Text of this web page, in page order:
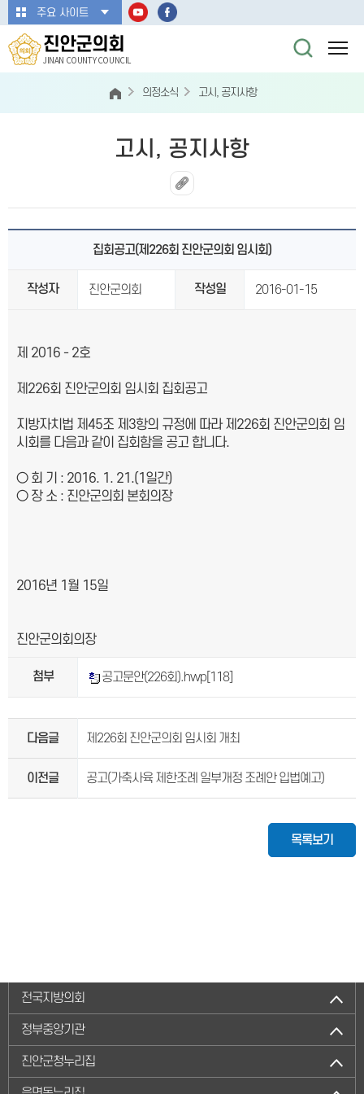
본문바로가기
주요 사이트
진안군의회
JINAN COUNTY COUNCIL
의정소식 고시, 공지사항
고시, 공지사항
집회공고(제226회 진안군의회 임시회)
작성자 진안군의회 작성일 2016-01-15
제 2016 - 2호
제 226회 진안군의회 임시회 집회공고
지방자치법 제 45조 제 3항의 규정에 따라 제 226회 진안군의회 임
시회를 다음과 같이 집회함을 공고 합니다.
○ 회 기 : 2016. 1. 21.(1 일간)
○ 장 소 : 진안군의회 본회의장
2016년 1 월 15일
진안군의회의장
첨부 공고문안(226회).hwp [118]
다음글 제226회 진안군의회 임시회 개최
이전글 공고(가축사육 제한조례 일부개정 조례안 입법예고)
목록보기
전국지방의회
정부중앙기관
진안군청누리집